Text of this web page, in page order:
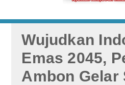
Wujudkan
Emas 2045,
Ambon Gelar